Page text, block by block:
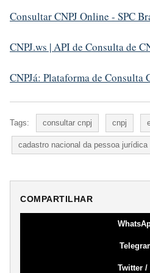
Consultar CNPJ Online - SPC
CNPJ.ws | API de Consulta de
CNPJá: Plataforma de Consulta
Tags: consultar cnpj cnpj
cadastro nacional da pessoa jurídica
COMPARTILHAR
Twitter /